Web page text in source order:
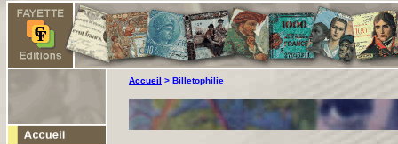
Accueil > Billetophilie